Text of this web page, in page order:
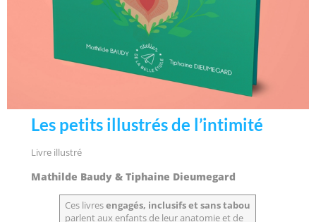
Les petits illustrés de l’intimité
Livre illustré
Mathilde Baudy & Tiphaine Dieumegard
Ces livresengagés, inclusifs et sans tabou
parlent aux enfants de leur anatomie et de